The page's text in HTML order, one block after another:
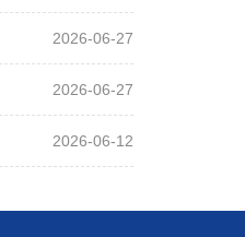
2026-06-27
2026-06-27
2026-06-12